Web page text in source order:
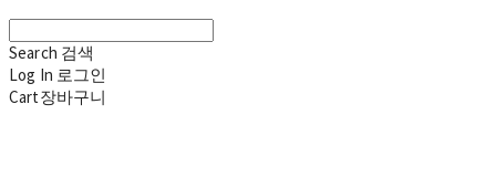
Search 검색
Log In 로그인
Cart장바구니